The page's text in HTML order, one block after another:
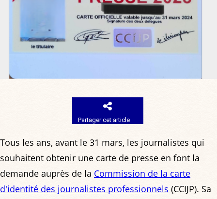
Partager cet article
Tous les ans, avant le 31 mars, les journalistes qui
souhaitent obtenir une carte de presse en font la
demande auprès de la Commission de la carte
d'identité des journalistes professionnels (CCIJP). Sa